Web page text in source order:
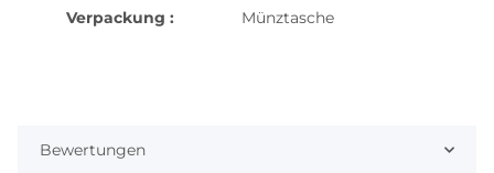
Verpackung : Münztasche
Bewertungen